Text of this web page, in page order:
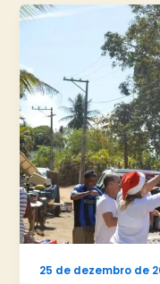
25 de dezembro de